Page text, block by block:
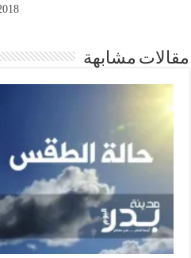
مقالات مشابهة